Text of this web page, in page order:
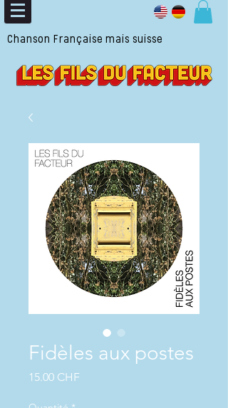
Chanson Française mais suisse
Fidèles aux postes
15.00 CHFPrix